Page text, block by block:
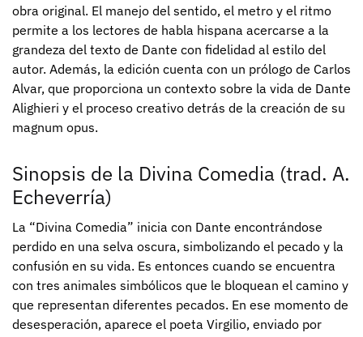
obra original. El manejo del sentido, el metro y el ritmo
permite a los lectores de habla hispana acercarse a la
grandeza del texto de Dante con fidelidad al estilo del
autor. Además, la edición cuenta con un prólogo de Carlos
Alvar, que proporciona un contexto sobre la vida de Dante
Alighieri y el proceso creativo detrás de la creación de su
magnum opus.
Sinopsis de la Divina Comedia (trad. A.
Echeverría)
La “Divina Comedia” inicia con Dante encontrándose
perdido en una selva oscura, simbolizando el pecado y la
confusión en su vida. Es entonces cuando se encuentra
con tres animales simbólicos que le bloquean el camino y
que representan diferentes pecados. En ese momento de
desesperación, aparece el poeta Virgilio, enviado por